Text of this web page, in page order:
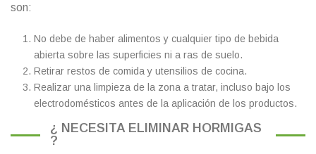
son:
No debe de haber alimentos y cualquier tipo de bebida
abierta sobre las superficies ni a ras de suelo.
Retirar restos de comida y utensilios de cocina.
Realizar una limpieza de la zona a tratar, incluso bajo los
electrodomésticos antes de la aplicación de los productos.
¿ NECESITA ELIMINAR HORMIGAS
?